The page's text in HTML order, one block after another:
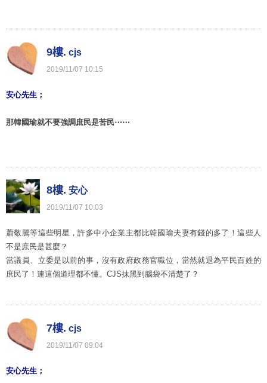
9樓. cjs
2019/11/07 10:15
安心先生；
那韓國瑜就不要強調庶民是苦民⋯⋯
8樓. 安心
2019/11/07 10:03
蕭敬騰等這些明星，許多中小企業主都比韓國瑜夫妻有錢的多了！這些人
不是庶民是甚麼？
當議員、立委是以前的事，沒有政府政務官職位，當然就退為平民百姓的
庶民了！連這個道理都不懂。CJS抹黑到腦袋不清楚了？
7樓. cjs
2019/11/07 09:04
安心先生；